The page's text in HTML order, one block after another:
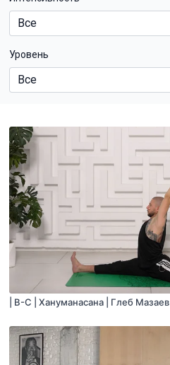
Уровень
| B-С | Хануманасана | Глеб Мазаев